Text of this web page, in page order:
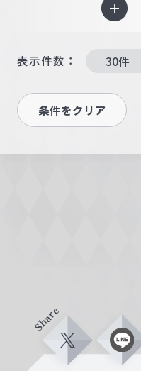
表示件数：
条件をクリア
Share
X L